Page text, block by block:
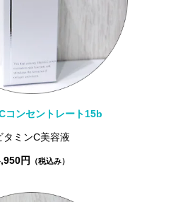
ンセントレート15b
タミンC美容液
円 （税込み）